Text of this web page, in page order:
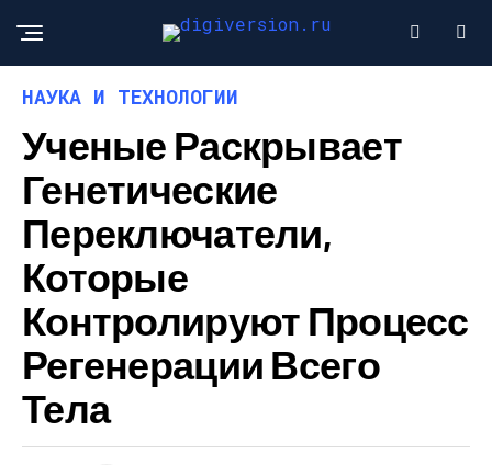
НАУКА И ТЕХНОЛОГИИ
Ученые Раскрывает
Генетические
Переключатели,
Которые
Контролируют Процесс
Регенерации Всего
Тела